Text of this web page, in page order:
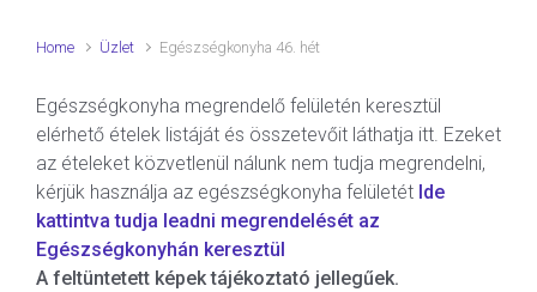
Home Üzlet Egészségkonyha 46. hét
Egészségkonyha megrendelő felületén keresztül
elérhető ételek listáját és összetevőit láthatja itt. Ezeket
az ételeket közvetlenül nálunk nem tudja megrendelni,
kérjük használja az egészségkonyha felületét Ide
kattintva tudja leadni megrendelését az
Egészségkonyhán keresztül
A feltüntetett képek tájékoztató jellegűek.